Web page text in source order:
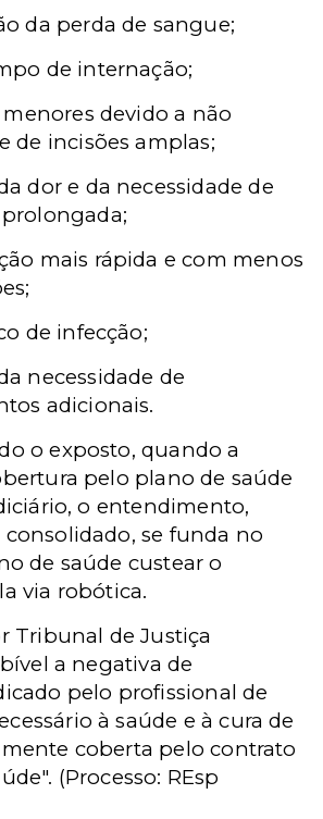
da perda de sangue;
de internação;
menores devido a não
de incisões amplas;
dor e da necessidade de
mais rápida e com menos
de infecção;
necessidade de
adicionais.
o exposto, quando a
pelo plano de saúde
o entendimento,
se funda no
de saúde custear o
via robótica.
Tribunal de Justiça
a negativa de
pelo profissional de
à saúde e à cura de
coberta pelo contrato
(Processo: REsp